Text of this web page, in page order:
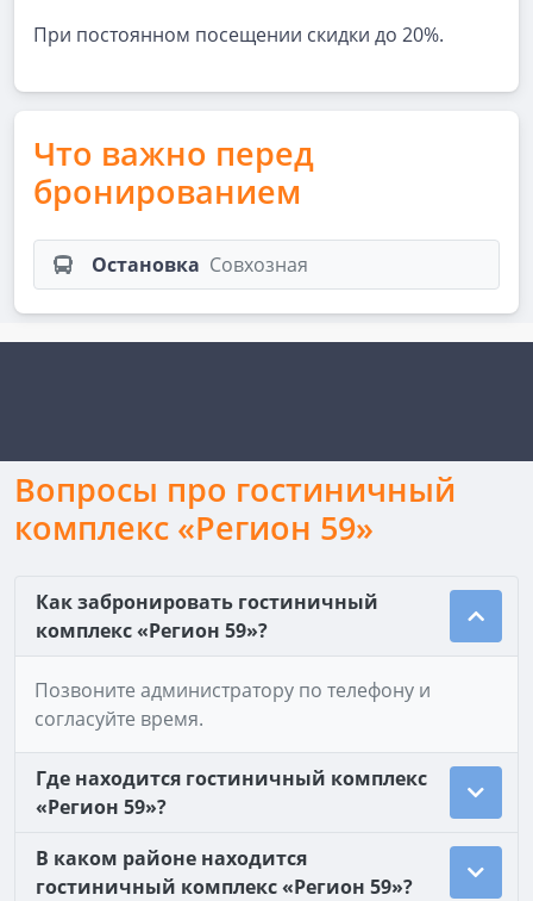
При постоянном посещении скидки до 20%.
Что важно перед
бронированием
Остановка Совхозная
Вопросы про гостиничный
комплекс «Регион 59»
Как забронировать гостиничный
комплекс «Регион 59»?
Позвоните администратору по телефону и
согласуйте время.
Где находится гостиничный комплекс
«Регион 59»?
В каком районе находится
гостиничный комплекс «Регион 59»?